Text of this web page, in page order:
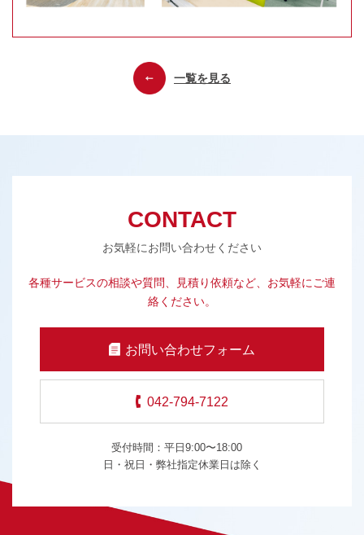
一覧を見る
CONTACT
お気軽にお問い合わせください
各種サービスの相談や質問、見積り依頼など、お気軽にご連
絡ください。
お問い合わせフォーム
042-794-7122
受付時間：平日9:00〜18:00
日・祝日・弊社指定休業日は除く